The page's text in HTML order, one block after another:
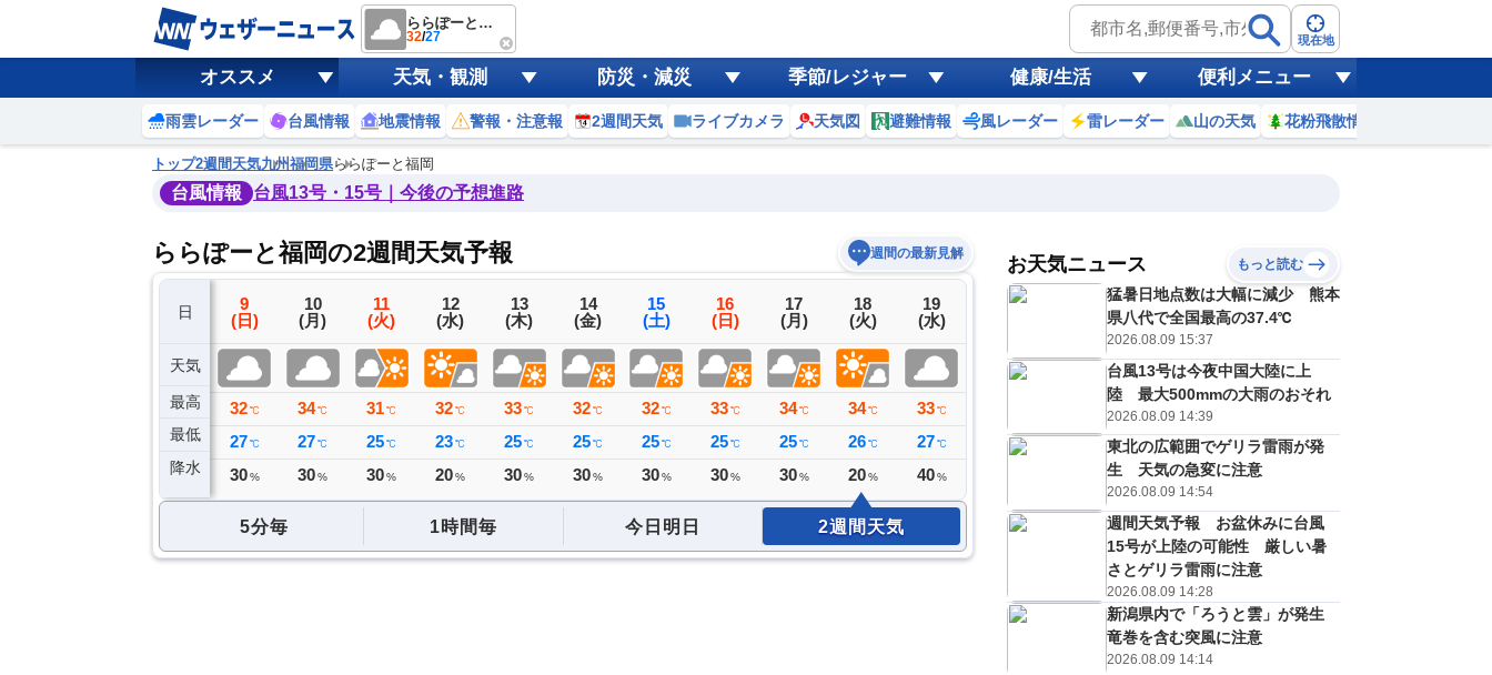
ららぽーと福岡
32/27 現在地
オススメ 天気・観測 防災・減災 季節/レジャー 健康/生活 便利メニュー
雨雲レーダー 台風情報 地震情報 警報・注意報 2週間天気 ライブカメラ 天気図 避難情報 風レーダー 雷レーダー 山の天気 花粉飛散情報
トップ2週間天気九州福岡県ららぽーと福岡
台風情報 台風13号・15号｜今後の予想進路
ららぽーと福岡の2週間天気予報 週間の最新見解
日
天気
最高
最低
降水
8
(土)
35℃
29℃
ミリ
9
(日)
32 ℃
27 ℃
30 %
10
(月)
34℃
27 ℃
30 %
11
(火)
31 ℃
25 ℃
30 %
12
(水)
32 ℃
23 ℃
20 %
13
(木)
33℃
25℃
30%
14
(金)
32℃
25℃
30%
15
(土)
32℃
25℃
30%
16
(日)
33℃
25℃
30%
17
(月)
34 ℃
25 ℃
30 %
18
(火)
34 ℃
26 ℃
20 %
19
(水)
33 ℃
27 ℃
40 %
20
℃ 26
22
(土)
D
33 ℃
26℃
30%
23
(日)
D
34℃
26℃
30%
予報の
信頼度
B
C
D
低
？
5分毎 1時間毎 今日明日 2週間天気
お天気ニュース もっと読む
猛暑日地点数は大幅に減少 熊本
県八代で全国最高の37.4℃
2026.08.09 15:37
台風13号は今夜中国大陸に上
陸 最大500mmの大雨のおそれ
2026.08.09 14:39
東北の広範囲でゲリラ雷雨が発
生 天気の急変に注意
2026.08.09 14:54
週間天気予報 お盆休みに台風
15号が上陸の可能性 厳しい暑
さとゲリラ雷雨に注意
2026.08.09 14:28
新潟県内で「ろうと雲」が発生
竜巻を含む突風に注意
2026.08.09 14:14